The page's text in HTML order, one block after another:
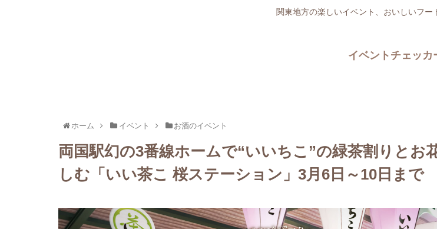
関東地方の楽しいイベント、おいしいフー
イベントチェッカ
ホーム イベント お酒のイベント
両国駅幻の3番線ホームで“いいちこ”の緑茶割りとお
しむ「いい茶こ 桜ステーション」3月6日～10日まで